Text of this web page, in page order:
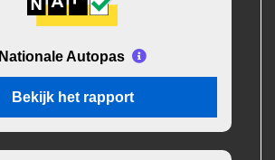
Nationale Autopas
Bekijk het rapport